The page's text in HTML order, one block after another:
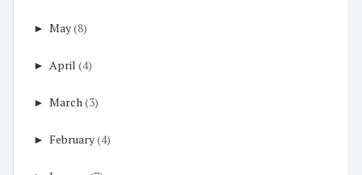
► May(8)
► April (4)
► March(3)
► February(4)